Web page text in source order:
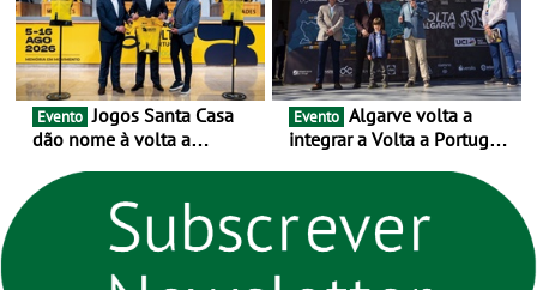
Evento Jogos Santa Casa
dão nome à volta a
um novo ciclo da prova
rumo ao centenário - Volta
a Portugal em Bicicleta
estará na estrada entre 5 e
16 de agosto
Evento
integrar a Volta a Portugal